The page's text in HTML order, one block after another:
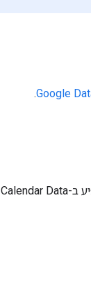
.
בדוגמה הזו מוצגת רשימה של אירועים קרובים ביומן Google בדף אינטרנט באמצעות פורמט הפלט JSON שמופיע ב-Calendar Data